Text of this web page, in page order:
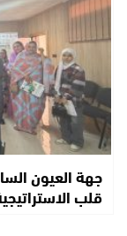
جهة العيون
قلب